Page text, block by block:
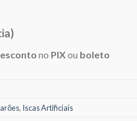
no PIXou boleto
, Iscas Artificiais